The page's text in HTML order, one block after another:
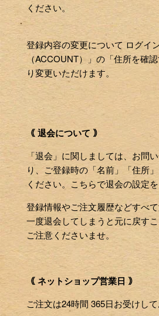
ください。
登録内容の変更について ログイ
（ACCOUNT）」の「住所を確
り変更いただけます。
｟ 退会について ｠
「退会」に関しましては、お問
り、ご登録時の「名前」「住所
ください。こちらで退会の設定
登録情報やご注文履歴などすべて
一度退会してしまうと元に戻すこ
ご注意くださいませ。
｟ ネットショップ営業日 ｠
ご注文は24時間 365日お受けし